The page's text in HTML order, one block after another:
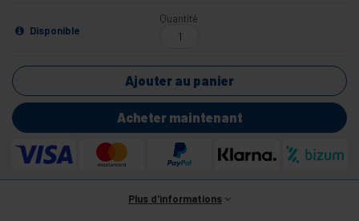
Disponible
Quantité
Ajouter au panier
Acheter maintenant
Plus d'informations